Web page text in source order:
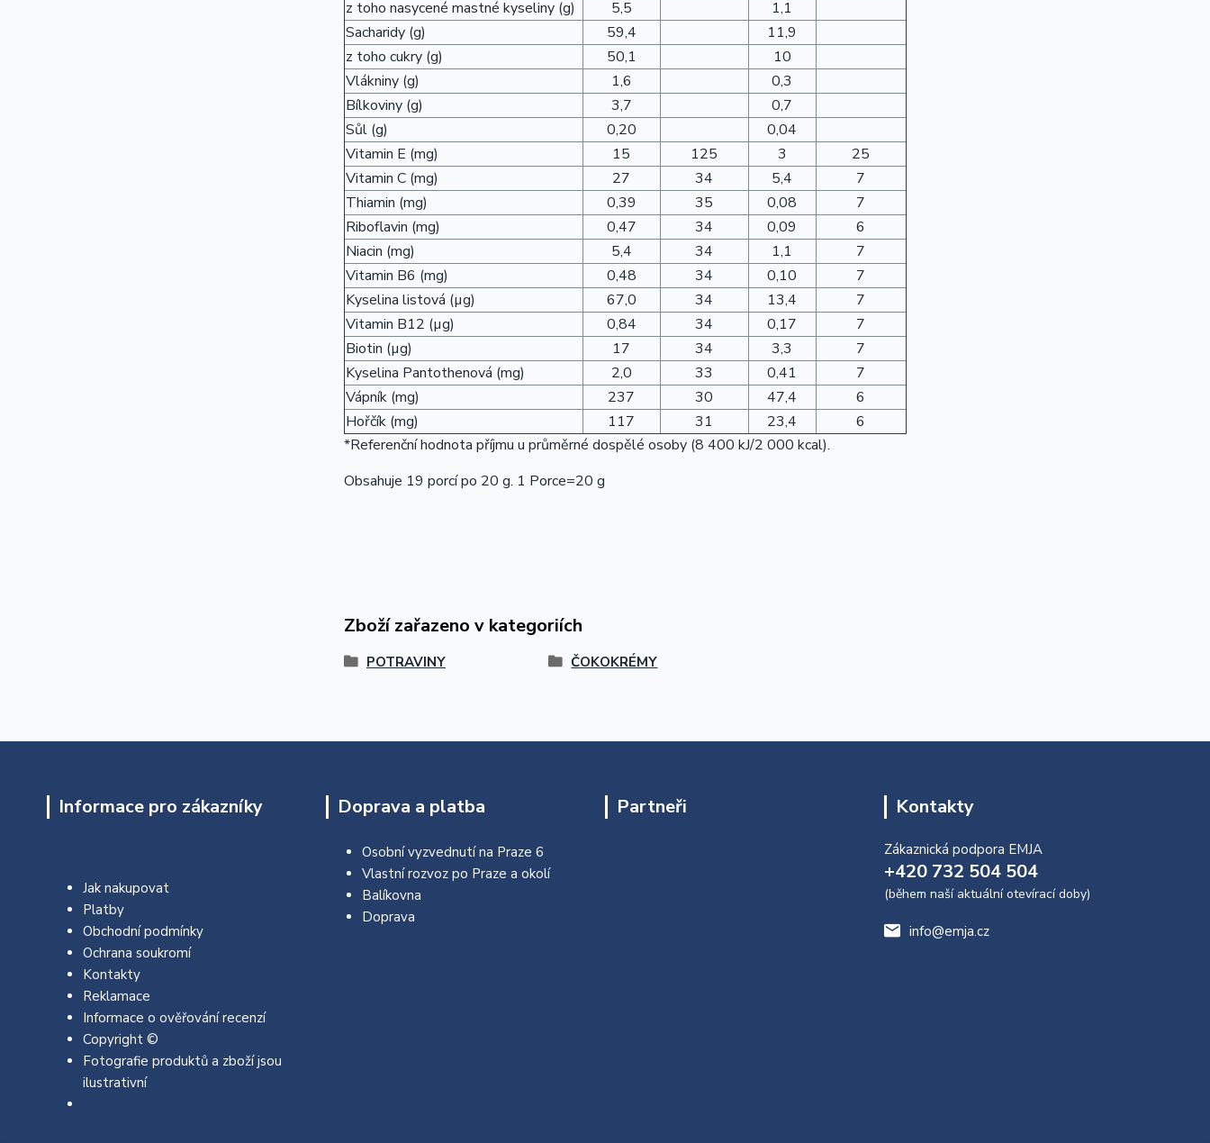
z toho nasycené mastné kyseliny (g)
5,5
1,1
Sacharidy (g)
59,4
11,9
z toho cukry (g)
50,1
10
Vlákniny (g)
1,6
0,3
Bílkoviny (g)
3,7
0,7
Sůl (g)
0,20
0,04
Vitamin E (mg)
15 125 3
25
Vitamin C (mg)
27 34 5,4
7
Thiamin (mg)
0,39 35 0,08
7
Riboflavin (mg)
0,47 34 0,09
6
Niacin (mg)
5,4 34 1,1
7
Vitamin B6 (mg)
0,48 34 0,10
7
Kyselina listová (µg)
67,0 34 13,4
7
Vitamin B12 (µg)
0,84 34 0,17
7
Biotin (µg)
17 34 3,3
7
Kyselina Pantothenová (mg)
2,0 33 0,41
7
Vápník (mg)
237 30 47,4
6
Hořčík (mg)
117 31 23,4
6
*Referenční hodnota příjmu u průměrné dospělé osoby (8 400 kJ/2 000 kcal).
Obsahuje 19 porcí po 20 g. 1 Porce=20 g
Zboží zařazeno v kategoriích
POTRAVINY ČOKOKRÉMY
Informace pro zákazníky
Jak nakupovat
Platby
Obchodní podmínky
Ochrana soukromí
Kontakty
Reklamace
Informace o ověřování recenzí
Copyright ©
Fotografie produktů a zboží jsou
ilustrativní
Doprava a platba
Osobní vyzvednutí na Praze 6
Vlastní rozvoz po Praze a okolí
Balíkovna
Doprava
Partneři Kontakty
Zákaznická podpora EMJA
+420 732 504 504
(během naší aktuální otevírací doby)
info@emja.cz